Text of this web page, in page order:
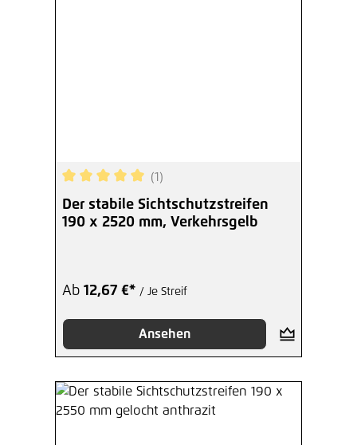
Durchschnittliche Bewertung von 5 von 5
(1)
Der stabile Sichtschutzstreifen
190 x 2520 mm, Verkehrsgelb
Ab 12,67 €* / Je Streif
Ansehen